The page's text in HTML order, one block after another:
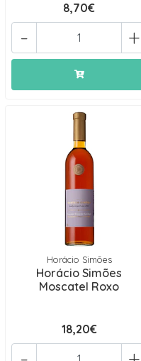
8,70€
+
-
Horácio Simões
Horácio Simões
Moscatel Roxo
18,20€